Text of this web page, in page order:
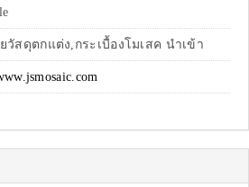
วัสดุตกแต่ง,กระเบื้องโมเสค นำเข้า